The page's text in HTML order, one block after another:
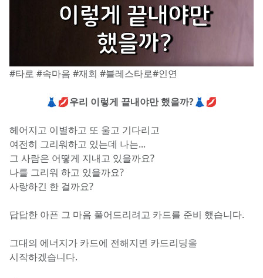
#타로 #속마음 #재회 #블레스타로#인연
👗💋우리 이렇게 끝내야만 했을까?👗💋
헤어지고 이별하고 또 울고 기다리고
여전히 그리워하고 있는데 나는...
그 사람은 어떻게 지내고 있을까요?
나를 그리워 하고 있을까요?
사랑하긴 한 걸까요?
답답한 아픈 그 마음 풀어드리려고 카드를 준비 했습니다.
그대의 에너지가 카드에 전해지면 카드리딩을
시작하겠습니다.